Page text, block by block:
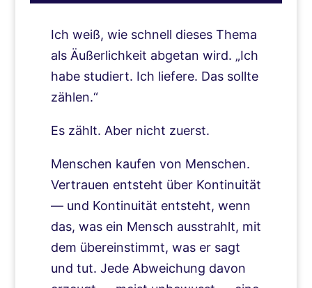
Ich weiß, wie schnell dieses Thema
als Äußerlichkeit abgetan wird. „Ich
habe studiert. Ich liefere. Das sollte
zählen.“
Es zählt. Aber nicht zuerst.
Menschen kaufen von Menschen.
Vertrauen entsteht über Kontinuität
— und Kontinuität entsteht, wenn
das, was ein Mensch ausstrahlt, mit
dem übereinstimmt, was er sagt
und tut. Jede Abweichung davon